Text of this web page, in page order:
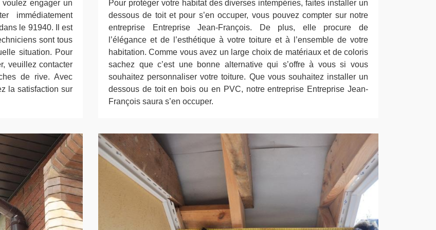
engager un
immédiatement
le 91940. Il est
sont tous
situation. Pour
veuillez contacter
de rive. Avec
la satisfaction sur
Pour protéger votre habitat des diverses intempéries, faites installer un
dessous de toit et pour s’en occuper, vous pouvez compter sur notre
entreprise Entreprise Jean-François. De plus, elle procure de
l’élégance et de l’esthétique à votre toiture et à l’ensemble de votre
habitation. Comme vous avez un large choix de matériaux et de coloris
sachez que c’est une bonne alternative qui s’offre à vous si vous
souhaitez personnaliser votre toiture. Que vous souhaitez installer un
dessous de toit en bois ou en PVC, notre entreprise Entreprise Jean-
François saura s’en occuper.